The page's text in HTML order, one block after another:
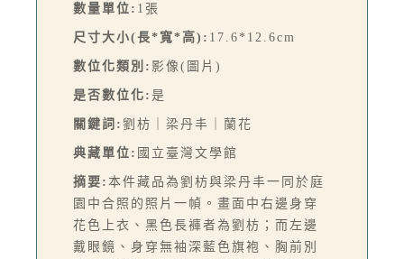
數量單位: 1張
尺寸大小(長*寬*高): 17.6*12.6cm
數位化類別: 影像(圖片)
是否數位化: 是
關鍵詞: 劉枋｜梁丹丰｜蘭花
典藏單位: 國立臺灣文學館
摘要: 本件藏品為劉枋與梁丹丰一同於庭
園中合照的照片一幀。畫面中右邊身穿
花色上衣、黑色長褲者為劉枋；而左邊
戴眼鏡、身穿無袖深藍色旗袍、胸前別